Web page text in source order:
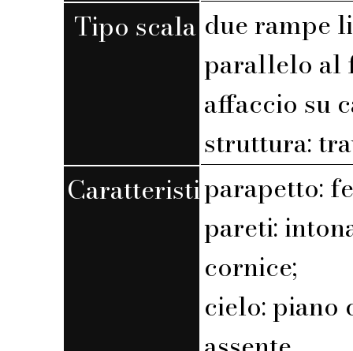
Tipo scala due rampe
parallelo al
affaccio su
struttura:
Caratteristicheparapetto:
pareti:
cornice;
cielo: piano